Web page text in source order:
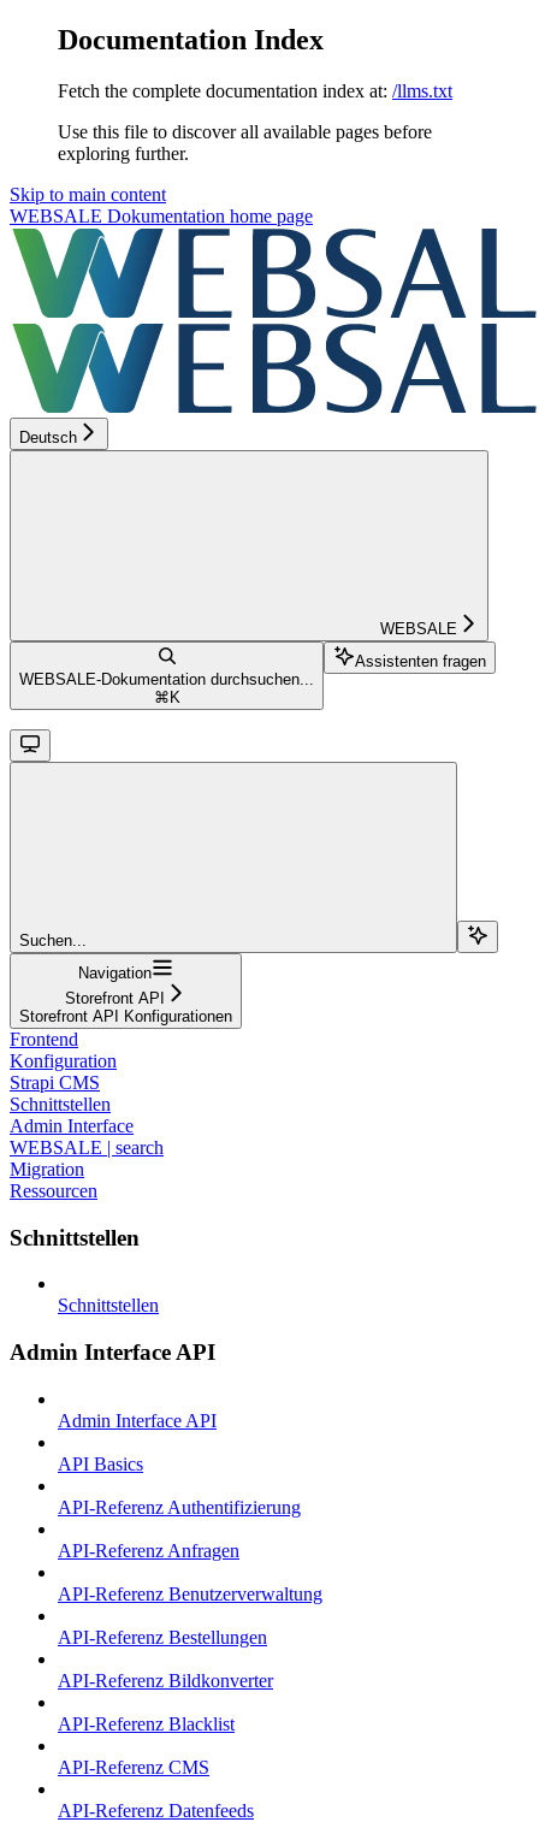
Documentation Index
Fetch the complete documentation index at: /llms.txt
Use this file to discover all available pages before
exploring further.
Skip to main content
WEBSALE Dokumentation home page
Deutsch
WEBSALE
WEBSALE-Dokumentation durchsuchen...
⌘ K
Assistenten fragen
Suchen...
Navigation
Storefront API
Storefront API Konfigurationen
Frontend
Konfiguration
Strapi CMS
Schnittstellen
Admin Interface
WEBSALE | search
Migration
Ressourcen
Schnittstellen
Schnittstellen
Admin Interface API
Admin Interface API
API Basics
API-Referenz Authentifizierung
API-Referenz Anfragen
API-Referenz Benutzerverwaltung
API-Referenz Bestellungen
API-Referenz Bildkonverter
API-Referenz Blacklist
API-Referenz CMS
API-Referenz Datenfeeds